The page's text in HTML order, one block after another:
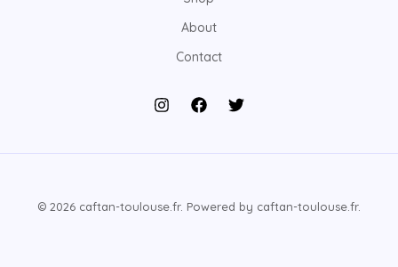
About
Contact
© 2026 caftan-toulouse.fr. Powered by caftan-toulouse.fr.